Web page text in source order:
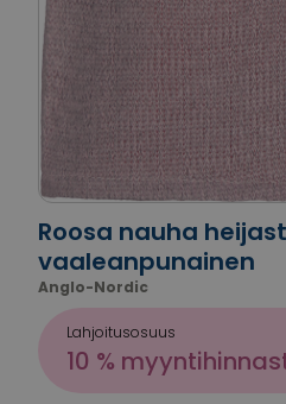
Roosa nauha
vaaleanpunainen
Anglo-Nordic
Lahjoitusosuus
10 %